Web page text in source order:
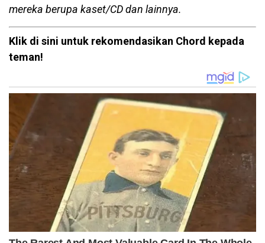
mereka berupa kaset/CD dan lainnya.
Klik di sini untuk rekomendasikan Chord kepada
teman!